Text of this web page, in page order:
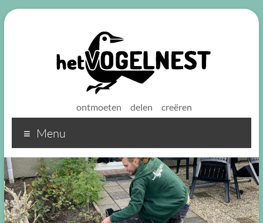
ontmoeten delen creëren
Het
Vogelnest
Sterke
koffie
voor
Menu